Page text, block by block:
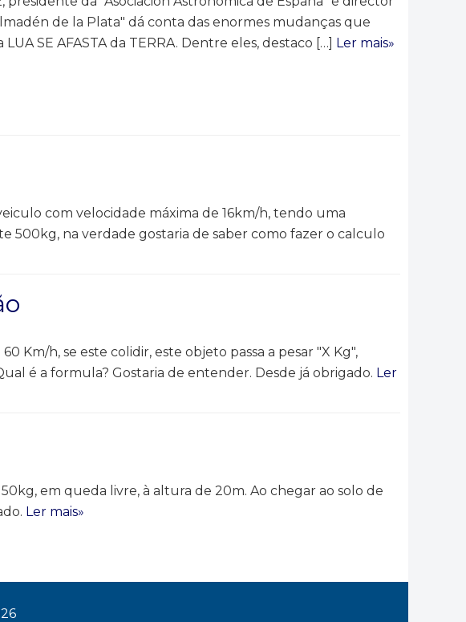
de la Plata" dá conta das enormes mudanças que
SE AFASTA da TERRA. Dentre eles, destaco […] Ler mais»
com velocidade máxima de 16km/h, tendo uma
500kg, na verdade gostaria de saber como fazer o calculo
h, se este colidir, este objeto passa a pesar "X Kg",
é a formula? Gostaria de entender. Desde já obrigado. Ler
em queda livre, à altura de 20m. Ao chegar ao solo de
Ler mais»